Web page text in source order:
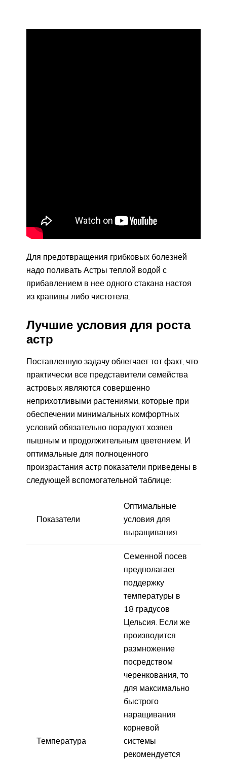
Для предотвращения грибковых болезней
надо поливать Астры теплой водой с
прибавлением в нее одного стакана настоя
из крапивы либо чистотела.
Лучшие условия для роста
астр
Поставленную задачу облегчает тот факт, что
практически все представители семейства
астровых являются совершенно
неприхотливыми растениями, которые при
обеспечении минимальных комфортных
условий обязательно порадуют хозяев
пышным и продолжительным цветением. И
оптимальные для полноценного
произрастания астр показатели приведены в
следующей вспомогательной таблице:
Показатели
Оптимальные
условия для
выращивания
Температура
Семенной посев
предполагает
поддержку
температуры в
18 градусов
Цельсия. Если же
производится
размножение
посредством
черенкования, то
для максимально
быстрого
наращивания
корневой
системы
рекомендуется